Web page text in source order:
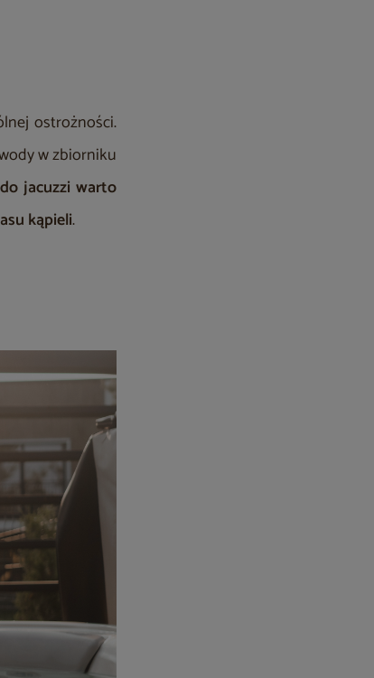
ostrożności.
w zbiorniku
jacuzzi warto
kąpieli.